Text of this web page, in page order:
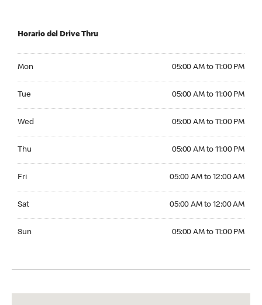
Horario del Drive Thru
Mon 05:00 AM to 11:00 PM
Tue 05:00 AM to 11:00 PM
Wed 05:00 AM to 11:00 PM
Thu 05:00 AM to 11:00 PM
Fri 05:00 AM to 12:00 AM
Sat 05:00 AM to 12:00 AM
Sun 05:00 AM to 11:00 PM